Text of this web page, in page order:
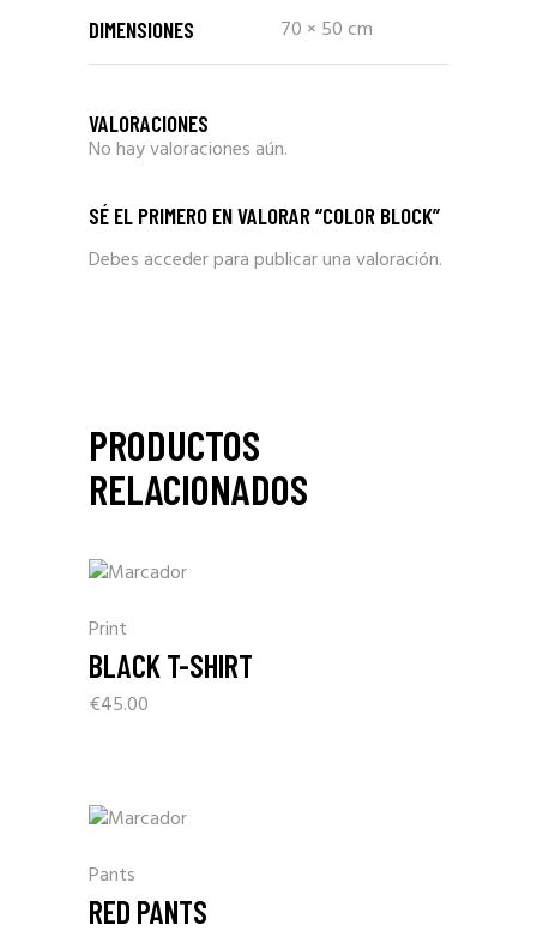
DIMENSIONES 70 × 50 cm
VALORACIONES
No hay valoraciones aún.
SÉ EL PRIMERO EN VALORAR “COLOR BLOCK”
Debes accederpara publicar una valoración.
PRODUCTOS
RELACIONADOS
Print
BLACK T-SHIRT
€45.00
Pants
RED PANTS